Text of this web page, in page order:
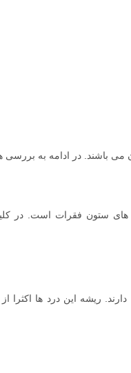
باشند. در ادامه به بررسی
ستون فقرات است. در
ریشه این درد ها اکثرا